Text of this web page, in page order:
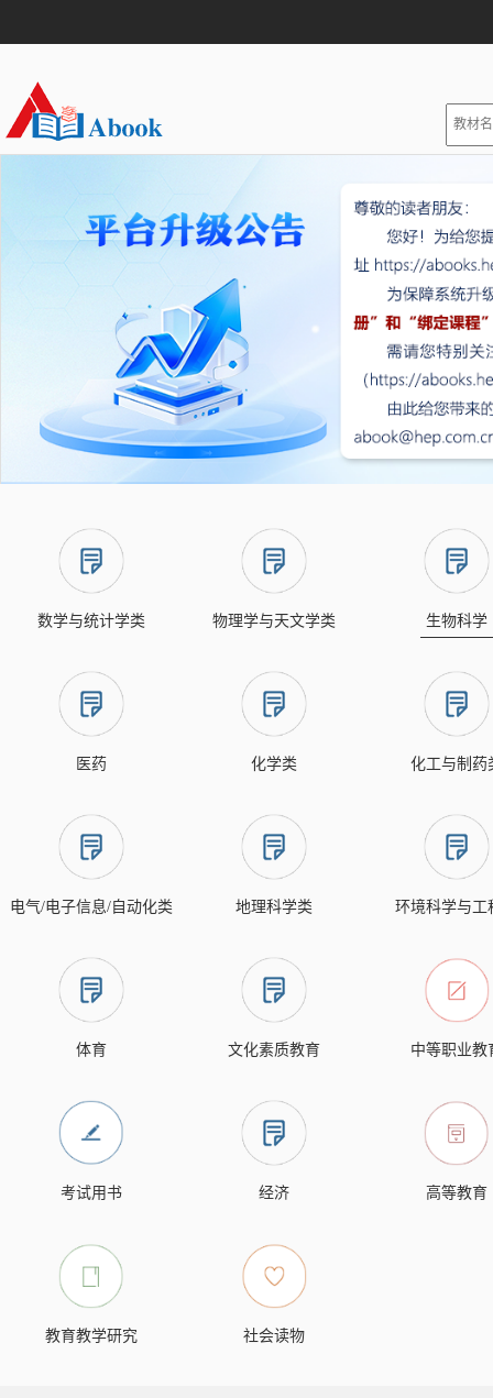
数学与统计学类 物理学与天文学类 生物科学
医药 化学类 化工与制药
电气/电子信息/自动化类 地理科学类 环境科学与工
体育 文化素质教育 中等职业教
考试用书 经济 高等教育
教育教学研究 社会读物